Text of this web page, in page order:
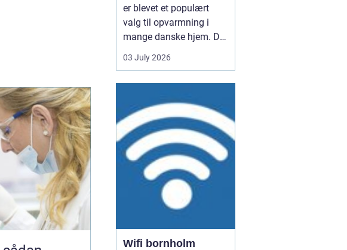
er blevet et populært
valg til opvarmning i
mange danske hjem. De
er nemme at håndtere,
giver en høj varme og
almindeligt brænde.
Samtidig kan de udnytte
resttræ fra træindustrien,
som ellers ville gå til
spil...
03 July 2026
Wifi bornholm